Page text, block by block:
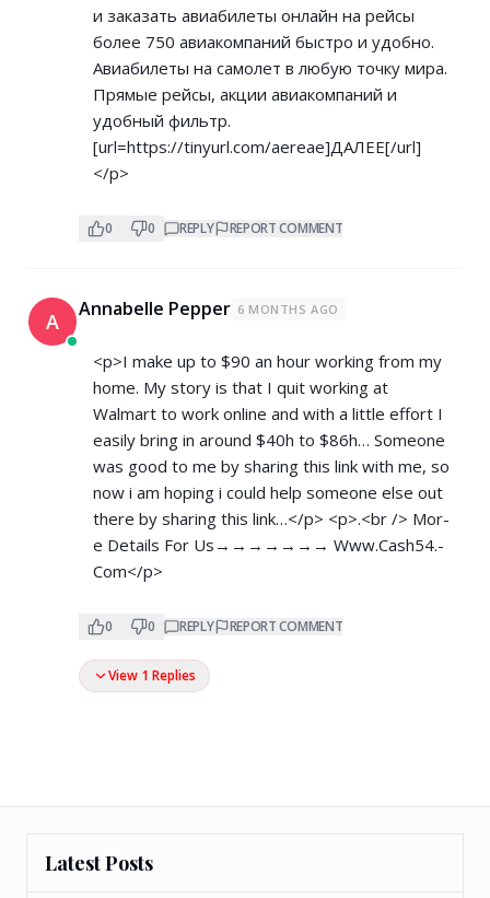
и заказать авиабилеты онлайн на рейсы
более 750 авиакомпаний быстро и удобно.
Авиабилеты на самолет в любую точку мира.
Прямые рейсы, акции авиакомпаний и
удобный фильтр.
[url=https://tinyurl.com/aereae]ДАЛЕЕ[/url]
</p>
0 0 REPLY REPORT COMMENT
A Annabelle Pepper 6 MONTHS AGO
<p>I make up to $90 an hour working from my
home. My story is that I quit working at
Walmart to work online and with a little effort I
easily bring in around $40h to $86h… Someone
was good to me by sharing this link with me, so
now i am hoping i could help someone else out
there by sharing this link…</p> <p>.<br /> M­­­­­­o­­­­­­r­­­­­­
e­ D­­­­­­e­­­­­­t­­­­­­a­­­­­­i­­­­­­l­­­­­­s For Us→→→→→→→ W­­w­w­.­­­C­­a­­s­­h­­­5­­­4­.­­
C­­­­o­­­m</p>
0 0 REPLY REPORT COMMENT
View 1 Replies
Latest Posts